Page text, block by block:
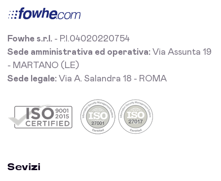
Fowhe s.r.l. - P.I.04020220754
Sede amministrativa ed operativa: Via Assunta 19
- MARTANO (LE)
Sede legale: Via A. Salandra 18 - ROMA
Sevizi